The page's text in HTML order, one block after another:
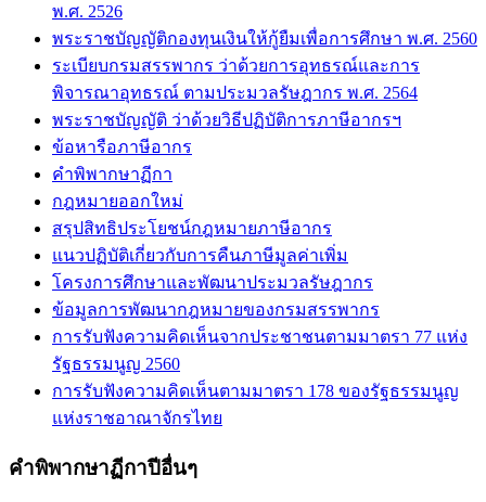
พ.ศ. 2526
พระราชบัญญัติกองทุนเงินให้กู้ยืมเพื่อการศึกษา พ.ศ. 2560
ระเบียบกรมสรรพากร ว่าด้วยการอุทธรณ์และการ
พิจารณาอุทธรณ์ ตามประมวลรัษฎากร พ.ศ. 2564
พระราชบัญญัติ ว่าด้วยวิธีปฏิบัติการภาษีอากรฯ
ข้อหารือภาษีอากร
คำพิพากษาฏีกา
กฎหมายออกใหม่
สรุปสิทธิประโยชน์กฎหมายภาษีอากร
แนวปฏิบัติเกี่ยวกับการคืนภาษีมูลค่าเพิ่ม
โครงการศึกษาและพัฒนาประมวลรัษฎากร
ข้อมูลการพัฒนากฎหมายของกรมสรรพากร
การรับฟังความคิดเห็นจากประชาชนตามมาตรา 77 แห่ง
รัฐธรรมนูญ 2560
การรับฟังความคิดเห็นตามมาตรา 178 ของรัฐธรรมนูญ
แห่งราชอาณาจักรไทย
คำพิพากษาฏีกาปีอื่นๆ